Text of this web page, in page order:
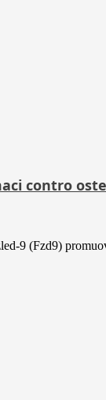
contro
9 (Fzd9)